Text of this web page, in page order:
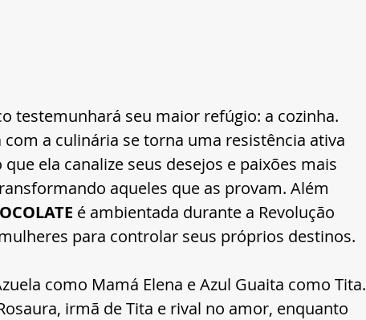
testemunhará seu maior refúgio: a cozinha.
com a culinária se torna uma resistência ativa
ela canalize seus desejos e paixões mais
aqueles que as provam. Além
é ambientada durante a Revolução
para controlar seus próprios destinos.
como Mamá Elena e Azul Guaita como Tita.
irmã de Tita e rival no amor, enquanto